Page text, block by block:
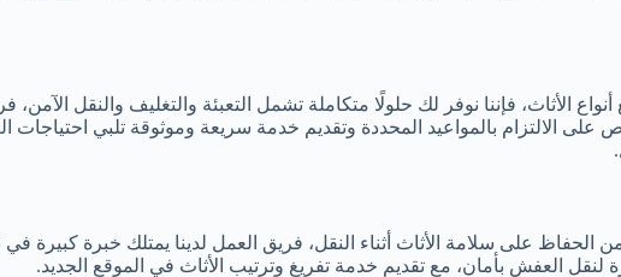
الأثاث، فإننا نوفر لك حلولًا متكاملة تشمل التعبئة والتغليف والنقل الآمن،
الالتزام بالمواعيد المحددة وتقديم خدمة سريعة وموثوقة تلبي احتياجات
الحفاظ على سلامة الأثاث أثناء النقل، فريق العمل لدينا يمتلك خبرة كبيرة
العفش بأمان، مع تقديم خدمة تفريغ وترتيب الأثاث في الموقع الجديد.